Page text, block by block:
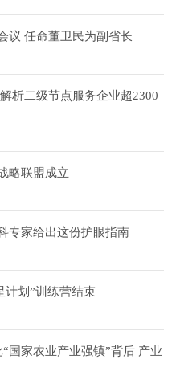
议 任命董卫民为副省长
析二级节点服务企业超2300
略联盟成立
专家给出这份护眼指南
计划”训练营结束
国家农业产业强镇”背后 产业